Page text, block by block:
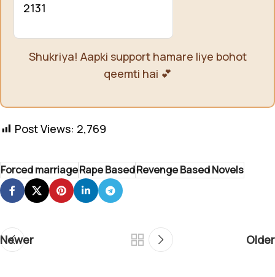
2131
Shukriya! Aapki support hamare liye bohot
qeemti hai 💕
Post Views: 2,769
Forced marriageRape BasedRevenge Based Novels
Newer Older